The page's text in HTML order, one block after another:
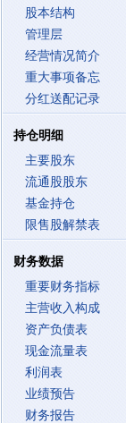
股本结构
管理层
经营情况简介
重大事项备忘
分红送配记录
持仓明细
主要股东
流通股股东
基金持仓
限售股解禁表
财务数据
重要财务指标
主营收入构成
资产负债表
现金流量表
利润表
业绩预告
财务报告